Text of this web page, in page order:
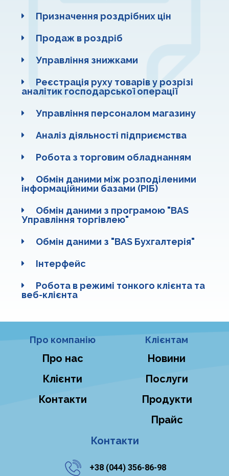
Призначення роздрібних цін
Продаж в роздріб
Управління знижками
Реєстрація руху товарів у розрізі
аналітик господарської операції
Управління персоналом магазину
Аналіз діяльності підприємства
Робота з торговим обладнанням
Обмін даними між розподіленими
інформаційними базами (РІБ)
Обмін даними з програмою "BAS
Управління торгівлею"
Обмін даними з "BAS Бухгалтерія"
Інтерфейс
Робота в режимі тонкого клієнта та
веб-клієнта
Про компанію
Про нас
Клієнти
Контакти
Клієнтам
Новини
Послуги
Продукти
Прайс
Контакти
+38 ‎(044) 356-86-98